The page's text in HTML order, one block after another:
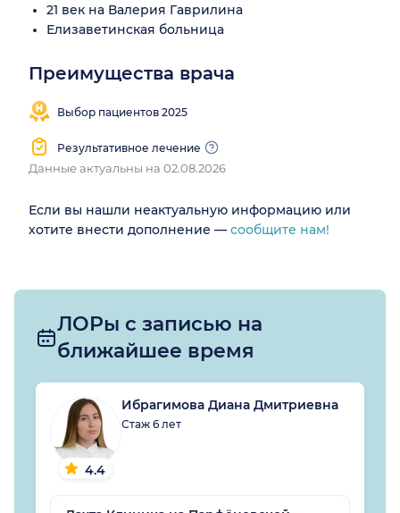
21 век на Валерия Гаврилина
Елизаветинская больница
Преимущества врача
Выбор пациентов 2025
Результативное лечение
Данные актуальны на 02.08.2026
Если вы нашли неактуальную информацию или
хотите внести дополнение — сообщите нам!
ЛОРы с записью на
ближайшее время
4.4
Ибрагимова Диана Дмитриевна
Стаж 6 лет